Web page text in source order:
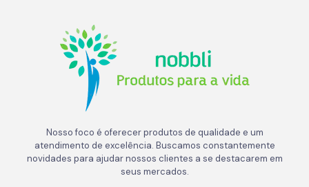
Nosso foco é oferecer produtos de qualidade e um
atendimento de excelência. Buscamos constantemente
novidades para ajudar nossos clientes a se destacarem em
seus mercados.